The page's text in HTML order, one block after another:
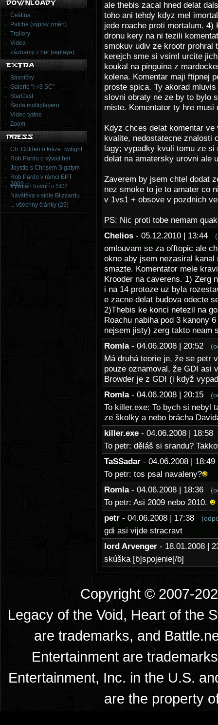
Čeština
Patche (výpisy změn)
Trailery
Videa
Záznamy z her (replaye)
Básničky
Galerie "I <3 SC"
StarCast
Škola multiplayeru
Video týdne
Zoom
Ch. Golden o knize Twilight
Rob Pardo o vývoji her
Joystiq s Chrisem Sigatym
Rob Pardo v rámci EPT
2009
Vývojáři hovoří o SC2
Návštěva v sídle Blizzardu
... všechny články (29)
ale thebis zacal hned delat
toho ani tehdy kdyz mel
jede roache proti mortalum.
dronu kery na ni tezili
smokuv udiv ze krootr prohral
kerejch sme si vsiml urcite
koukal na pinguina z
kolena. Komentar maji ftipnej
proste spica. Ty akorad
slovni obraty ne ze by to bylo
miste. Komentator ty hre musi
Kdyz chces delat komentar
kvalite, nedostatecne znalosti
lagy; vypadky kvuli tomu ze si
delat na amatersky urovni ale
Zaverem by jsem chtel dodat
nez smoke to je to amater co
v 1vs1 + obsove v pozdnich
PS: Nic proti tobe nemam
Chelios - 05.12.2010 | 13:44
omlouvam se za offtopic ale
okno aby jsem nezasiral
smazte. Komentator mele
Krooder na caverens. 1) Zerg
i na 14 protoze uz byla
e zacne delat budova odecte
2)Thebis ke konci netezil na
Roachu nabiha pod 3 kanony
nejsem jisty) zerg takto neam
Romla - 04.06.2008 | 20:52
Má druhá teorie je, že se petr
pouze oznamoval, že GDI asi
Browder je z GDI (i když
Romla - 04.06.2008 | 20:15
To killer.exe: To bych si nebyl
ze školky a nebo brácha
killer.exe - 04.06.2008 |
To petr: děláš si srandu?
TaSSadar - 04.06.2008 |
To petr: tos psal navaleny?
Romla - 04.06.2008 | 18:36
To petr: Asi 2009 nebo 2010.
petr - 04.06.2008 | 17:38
gdi asi vijde stracravt
lord Arvenger - 18.01.2008 |
skúška [b]spojenie[/b]
Copyright © 2007-
Legacy of the Void, Heart of the
are trademarks, and
Entertainment are
Entertainment, Inc. in the U.S.
are the property